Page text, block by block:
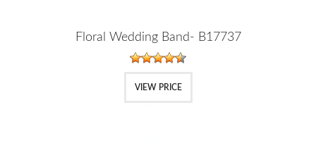
Floral Wedding Band- B17737
VIEW PRICE